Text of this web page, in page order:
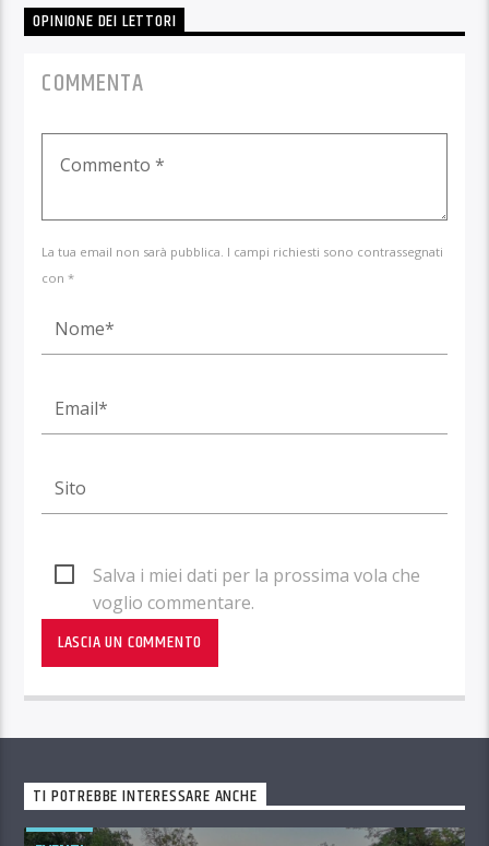
OPINIONE DEI LETTORI
COMMENTA
La tua email non sarà pubblica. I campi richiesti sono contrassegnati
con *
Salva i miei dati per la prossima vola che
voglio commentare.
TI POTREBBE INTERESSARE ANCHE